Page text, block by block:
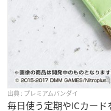
プレミアムバンダイ
毎日使う定期やICカー